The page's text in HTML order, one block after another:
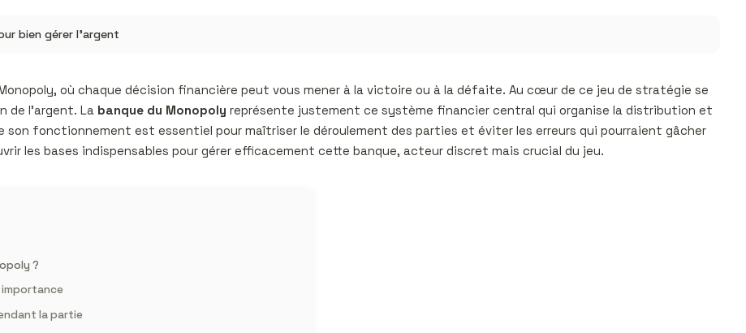
bien gérer l’argent
où chaque décision financière peut vous mener à la victoire ou à la défaite. Au cœur de ce jeu de stratégie se
de l’argent. La banque du Monopoly représente justement ce système financier central qui organise la distribution et
son fonctionnement est essentiel pour maîtriser le déroulement des parties et éviter les erreurs qui pourraient gâcher
les bases indispensables pour gérer efficacement cette banque, acteur discret mais crucial du jeu.
?
la partie